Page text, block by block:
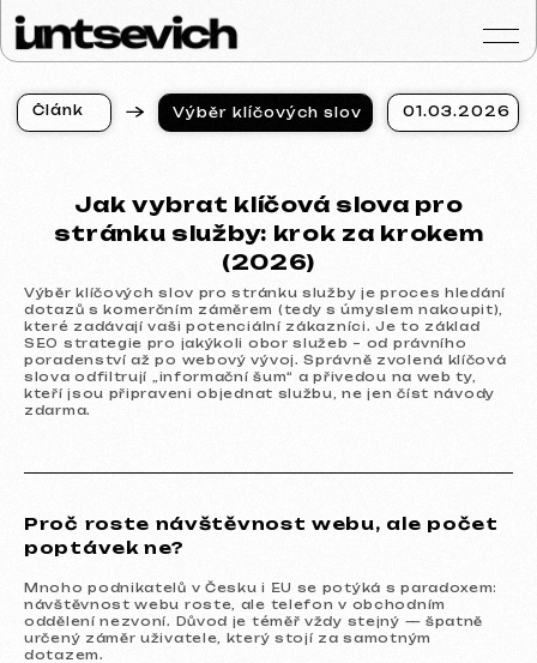
Czech
Otázky a
Služby a ceny
Kontakty
Blog
Č
Jak vybrat klíčová slova pro
stránku služby: krok za krokem
(2026)
Výběr klíčových slov pro stránku služby je proces hledání
dotazů s komerčním záměrem (tedy s úmyslem nakoupit),
které zadávají vaši potenciální zákazníci. Je to základ
SEO strategie pro jakýkoli obor služeb – od právního
poradenství až po webový vývoj. Správně zvolená klíčová
slova odfiltrují „informační šum“ a přivedou na web ty,
kteří jsou připraveni objednat službu, ne jen číst návody
zdarma.
Proč roste návštěvnost webu, ale počet
poptávek ne?
Mnoho podnikatelů v Česku i EU se potýká s paradoxem:
návštěvnost webu roste, ale telefon v obchodním
oddělení nezvoní. Důvod je téměř vždy stejný — špatně
určený záměr uživatele, který stojí za samotným
dotazem.